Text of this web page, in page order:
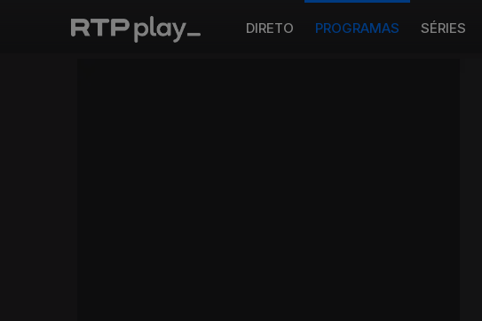
DIRETO PROGRAMAS SÉRIES